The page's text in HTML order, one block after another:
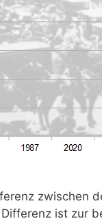
zwischen
ist zur